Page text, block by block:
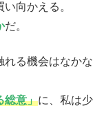
向かえる。
だ。
れる機会はなかな
総意」に、私は少